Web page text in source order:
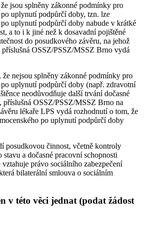
jsou splněny zákonné podmínky pro
uplynutí podpůrčí doby, tzn. lze
uplynutí podpůrčí doby nabude v krátké
a to i k jiné než k dosavadní pojištěné
do posudkového závěru, na jehož
příslušná OSSZ/PSSZ/MSSZ Brno vydá
nejsou splněny zákonné podmínky pro
uplynutí podpůrčí doby (např. zdravotní
neodůvodňuje další trvání dočasné
příslušná OSSZ/PSSZ/MSSZ Brno na
lékaře LPS vydá rozhodnutí o tom, že
po uplynutí podpůrčí doby
posudkovou činnost, včetně kontroly
a dočasné pracovní schopnosti
právo sociálního zabezpečení
bilaterální smlouva o sociálním
v této věci jednat (podat žádost